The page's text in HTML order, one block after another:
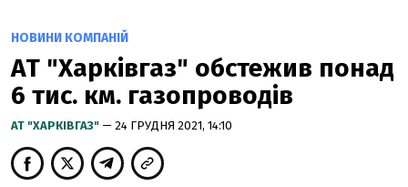
НОВИНИ КОМПАНІЙ
АТ "Харківгаз" обстежив понад
6 тис. км. газопроводів
АТ "ХАРКІВГАЗ" — 24 ГРУДНЯ 2021, 14:10